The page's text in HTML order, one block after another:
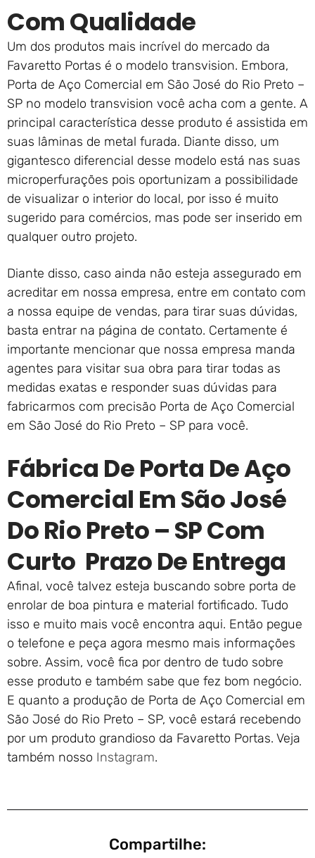
Com Qualidade
Um dos produtos mais incrível do mercado da
Favaretto Portas é o modelo transvision. Embora,
Porta de Aço Comercial em São José do Rio Preto –
SP no modelo transvision você acha com a gente. A
principal característica desse produto é assistida em
suas lâminas de metal furada. Diante disso, um
gigantesco diferencial desse modelo está nas suas
microperfurações pois oportunizam a possibilidade
de visualizar o interior do local, por isso é muito
sugerido para comércios, mas pode ser inserido em
qualquer outro projeto.
Diante disso, caso ainda não esteja assegurado em
acreditar em nossa empresa, entre em contato com
a nossa equipe de vendas, para tirar suas dúvidas,
basta entrar na página de contato. Certamente é
importante mencionar que nossa empresa manda
agentes para visitar sua obra para tirar todas as
medidas exatas e responder suas dúvidas para
fabricarmos com precisão Porta de Aço Comercial
em São José do Rio Preto – SP para você.
Fábrica De Porta De Aço
Comercial Em São José
Do Rio Preto – SP Com
Curto Prazo De Entrega
Afinal, você talvez esteja buscando sobre porta de
enrolar de boa pintura e material fortificado. Tudo
isso e muito mais você encontra aqui. Então pegue
o telefone e peça agora mesmo mais informações
sobre. Assim, você fica por dentro de tudo sobre
esse produto e também sabe que fez bom negócio.
E quanto a produção de Porta de Aço Comercial em
São José do Rio Preto – SP, você estará recebendo
por um produto grandioso da Favaretto Portas. Veja
também nosso Instagram.
Compartilhe: